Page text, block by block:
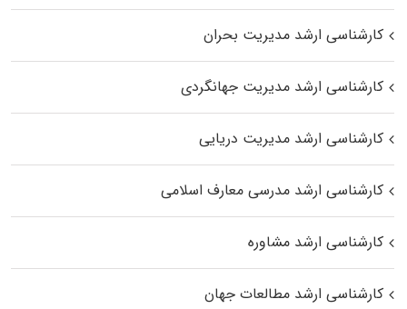
کارشناسی ارشد مدیریت بحران
کارشناسی ارشد مدیریت جهانگردی
کارشناسی ارشد مدیریت دریایی
کارشناسی ارشد مدرسی معارف اسلامی
کارشناسی ارشد مشاوره
کارشناسی ارشد مطالعات جهان